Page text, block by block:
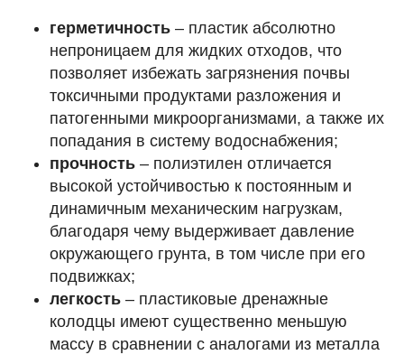
герметичность – пластик абсолютно
непроницаем для жидких отходов, что
позволяет избежать загрязнения почвы
токсичными продуктами разложения и
патогенными микроорганизмами, а также их
попадания в систему водоснабжения;
прочность – полиэтилен отличается
высокой устойчивостью к постоянным и
динамичным механическим нагрузкам,
благодаря чему выдерживает давление
окружающего грунта, в том числе при его
подвижках;
легкость – пластиковые дренажные
колодцы имеют существенно меньшую
массу в сравнении с аналогами из металла